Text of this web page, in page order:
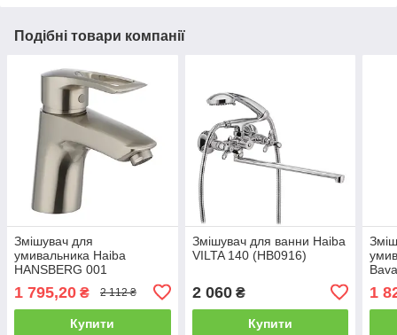
Подібні товари компанії
Змішувач для
умивальника Haiba
HANSBERG 001
(HB0170)
1 795,20 ₴ 2 112 ₴
Купити
Змішувач для ванни Haiba
VILTA 140 (HB0916)
2 060₴
Купити
1